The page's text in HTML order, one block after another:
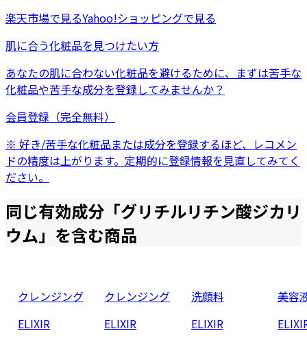
楽天市場で見るYahoo!ショッピングで見る
肌に合う化粧品を見つけたい方
あなたの肌に合わない化粧品を避けるために、まずは苦手な
化粧品や苦手な成分を登録してみませんか？
会員登録（完全無料）
※ 好き/苦手な化粧品または成分を登録するほど、レコメン
ドの精度は上がります。定期的に登録情報を見直してみてく
ださい。
同じ有効成分「グリチルリチン酸ジカリ
ウム」を含む商品
クレンジング
ELIXIR
クレンジング
ELIXIR
洗顔料
ELIXIR
美容